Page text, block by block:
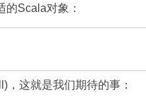
Scala对象：
这就是我们期待的事：